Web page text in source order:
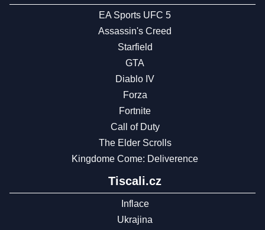
EA Sports UFC 5
Assassin's Creed
Starfield
GTA
Diablo IV
Forza
Fortnite
Call of Duty
The Elder Scrolls
Kingdome Come: Deliverence
Tiscali.cz
Inflace
Ukrajina